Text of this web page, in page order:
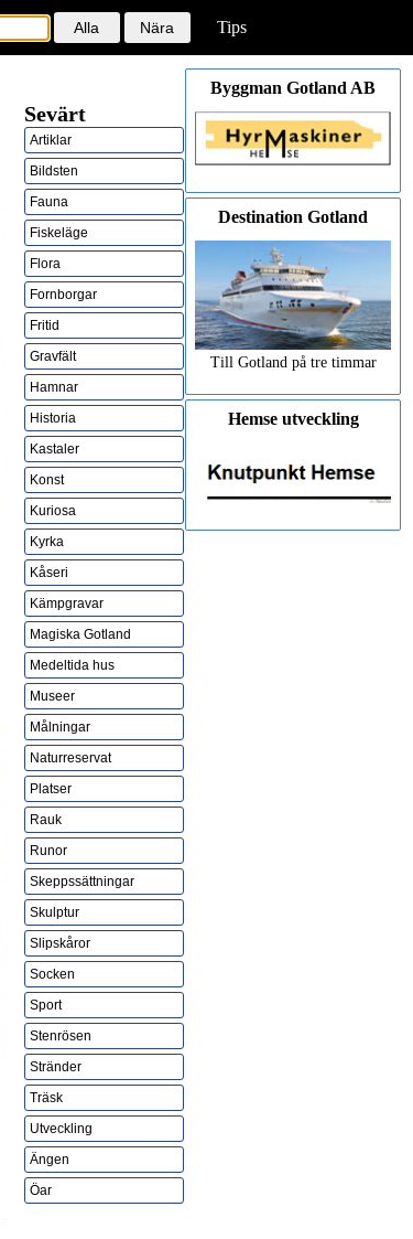
Tips
Sevärt
Artiklar
Bildsten
Fauna
Fiskeläge
Flora
Fornborgar
Fritid
Gravfält
Hamnar
Historia
Kastaler
Konst
Kuriosa
Kyrka
Kåseri
Kämpgravar
Magiska Gotland
Medeltida hus
Museer
Målningar
Naturreservat
Platser
Rauk
Runor
Skeppssättningar
Skulptur
Slipskåror
Socken
Sport
Stenrösen
Stränder
Träsk
Utveckling
Ängen
Öar
Byggman Gotland AB
Destination Gotland
Till Gotland på tre timmar
Hemse utveckling